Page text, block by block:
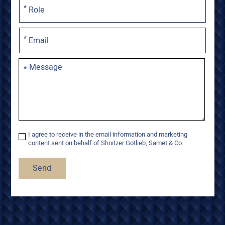
Subscribe
>>
I agree to receive in the email information and marketing
content sent on behalf of Shnitzer Gotlieb, Samet & Co.